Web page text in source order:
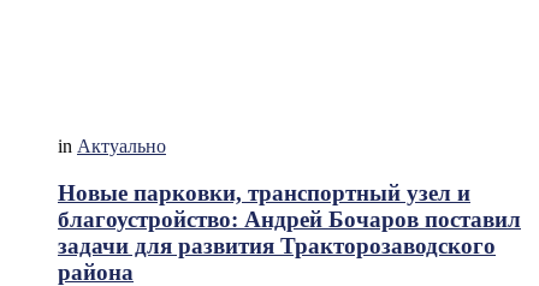
in Актуально
Новые парковки, транспортный узел и
благоустройство: Андрей Бочаров поставил
задачи для развития Тракторозаводского
района